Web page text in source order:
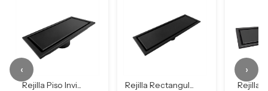
Rejilla Piso Invi... Rejilla Rectangul... Rejilla
‹ ›